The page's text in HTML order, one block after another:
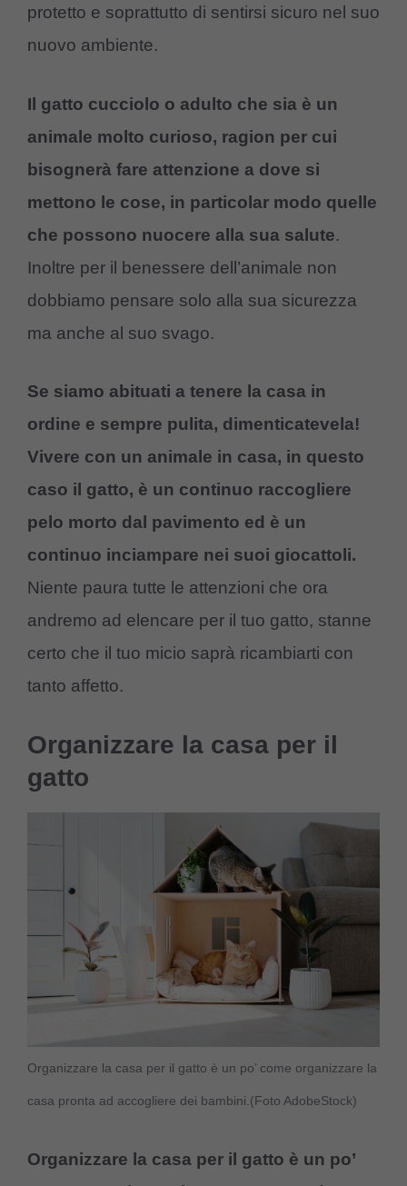
protetto e soprattutto di sentirsi sicuro nel suo
nuovo ambiente.
Il gatto cucciolo o adulto che sia è un
animale molto curioso, ragion per cui
bisognerà fare attenzione a dove si
mettono le cose, in particolar modo quelle
che possono nuocere alla sua salute.
Inoltre per il benessere dell’animale non
dobbiamo pensare solo alla sua sicurezza
ma anche al suo svago.
Se siamo abituati a tenere la casa in
ordine e sempre pulita, dimenticatevela!
Vivere con un animale in casa, in questo
caso il gatto, è un continuo raccogliere
pelo morto dal pavimento ed è un
continuo inciampare nei suoi giocattoli.
Niente paura tutte le attenzioni che ora
andremo ad elencare per il tuo gatto, stanne
certo che il tuo micio saprà ricambiarti con
tanto affetto.
Organizzare la casa per il
gatto
Organizzare la casa per il gatto è un po’ come organizzare la
casa pronta ad accogliere dei bambini.(Foto AdobeStock)
Organizzare la casa per il gatto è un po’